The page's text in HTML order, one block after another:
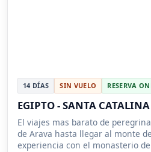
14 DÍAS SIN VUELO RESERVA
EGIPTO - SANTA
El viajes mas barato de
de Arava hasta llegar al monte
experiencia con el monasterio